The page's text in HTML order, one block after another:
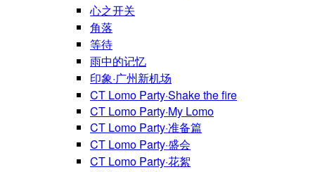
心之开关
角落
等待
雨中的记忆
印象·广州新机场
CT Lomo Party·Shake the fire
CT Lomo Party·My Lomo
CT Lomo Party·准备篇
CT Lomo Party·盛会
CT Lomo Party·花絮